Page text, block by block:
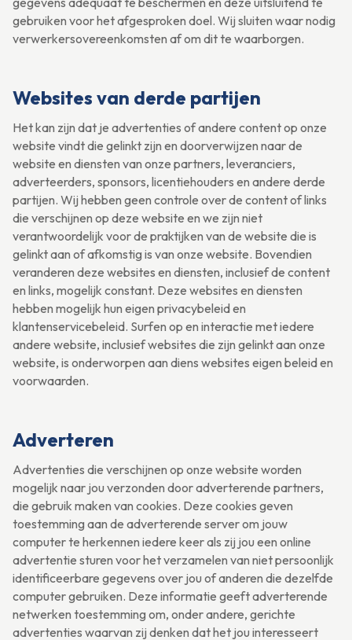
gebruiken voor het afgesproken doel. Wij sluiten waar nodig
verwerkersovereenkomsten af om dit te waarborgen.
Websites van derde partijen
Het kan zijn dat je advertenties of andere content op onze
website vindt die gelinkt zijn en doorverwijzen naar de
website en diensten van onze partners, leveranciers,
adverteerders, sponsors, licentiehouders en andere derde
partijen. Wij hebben geen controle over de content of links
die verschijnen op deze website en we zijn niet
verantwoordelijk voor de praktijken van de website die is
gelinkt aan of afkomstig is van onze website. Bovendien
veranderen deze websites en diensten, inclusief de content
en links, mogelijk constant. Deze websites en diensten
hebben mogelijk hun eigen privacybeleid en
klantenservicebeleid. Surfen op en interactie met iedere
andere website, inclusief websites die zijn gelinkt aan onze
website, is onderworpen aan diens websites eigen beleid en
voorwaarden.
Adverteren
Advertenties die verschijnen op onze website worden
mogelijk naar jou verzonden door adverterende partners,
die gebruik maken van cookies. Deze cookies geven
toestemming aan de adverterende server om jouw
computer te herkennen iedere keer als zij jou een online
advertentie sturen voor het verzamelen van niet persoonlijk
identificeerbare gegevens over jou of anderen die dezelfde
computer gebruiken. Deze informatie geeft adverterende
netwerken toestemming om, onder andere, gerichte
advertenties waarvan zij denken dat het jou interesseert